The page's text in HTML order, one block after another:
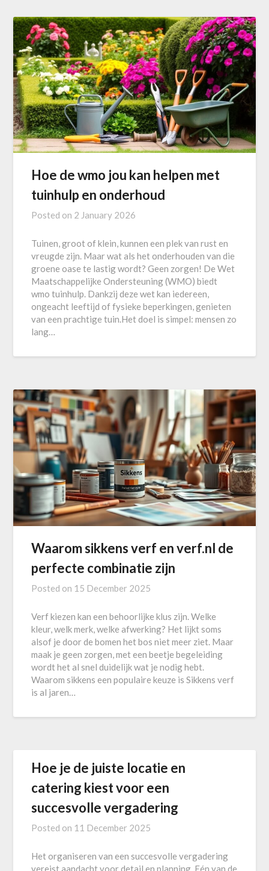
Hoe de wmo jou kan helpen met
tuinhulp en onderhoud
Posted on 2 January 2026
Tuinen, groot of klein, kunnen een plek van rust en
vreugde zijn. Maar wat als het onderhouden van die
groene oase te lastig wordt? Geen zorgen! De Wet
Maatschappelijke Ondersteuning (WMO) biedt
wmo tuinhulp. Dankzij deze wet kan iedereen,
ongeacht leeftijd of fysieke beperkingen, genieten
van een prachtige tuin.Het doel is simpel: mensen zo
lang…
Waarom sikkens verf en verf.nl de
perfecte combinatie zijn
Posted on 15 December 2025
Verf kiezen kan een behoorlijke klus zijn. Welke
kleur, welk merk, welke afwerking? Het lijkt soms
alsof je door de bomen het bos niet meer ziet. Maar
maak je geen zorgen, met een beetje begeleiding
wordt het al snel duidelijk wat je nodig hebt.
Waarom sikkens een populaire keuze is Sikkens verf
is al jaren…
Hoe je de juiste locatie en
catering kiest voor een
succesvolle vergadering
Posted on 11 December 2025
Het organiseren van een succesvolle vergadering
vereist aandacht voor detail en planning. Eén van de